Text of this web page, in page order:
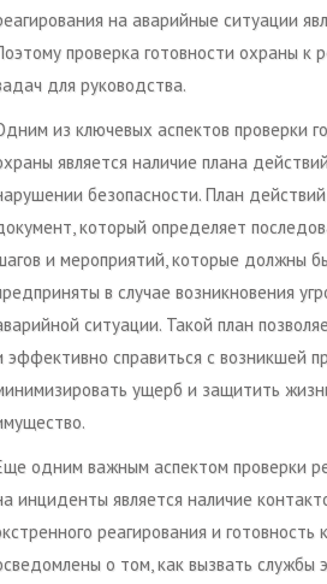
на аварийные ситуации
проверка готовности охраны
для руководства.
из ключевых аспектов проверки
является наличие плана
безопасности. План
который определяет
и мероприятий, которые должны
в случае возникновения
ситуации. Такой план
эффективно справиться с возникшей
ущерб и защитить
одним важным аспектом проверки
инциденты является наличие
реагирования и
о том, как вызвать службы